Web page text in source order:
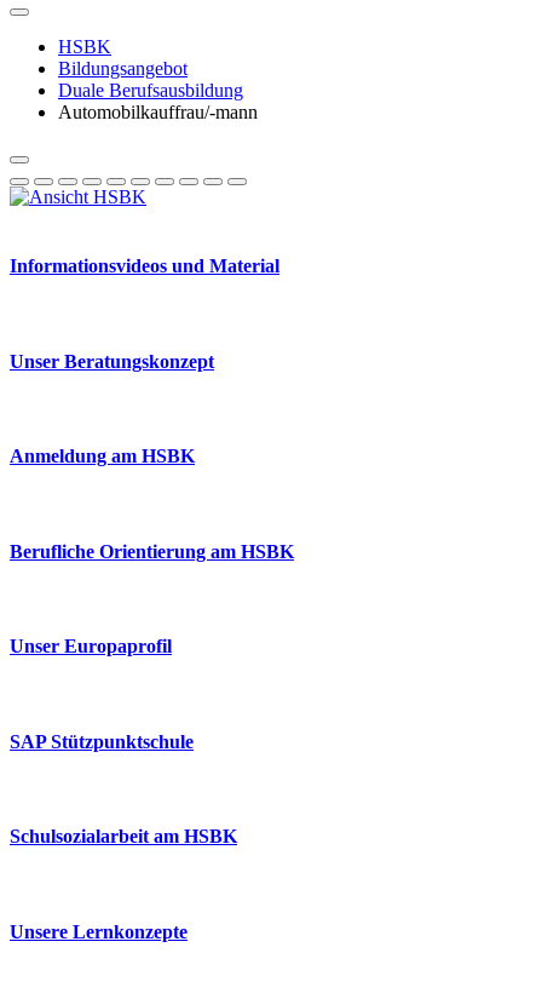
HSBK
Bildungsangebot
Duale Berufsausbildung
Automobilkauffrau/-mann
Informationsvideos und Material
Unser Beratungskonzept
Anmeldung am HSBK
Berufliche Orientierung am HSBK
Unser Europaprofil
SAP Stützpunktschule
Schulsozialarbeit am HSBK
Unsere Lernkonzepte